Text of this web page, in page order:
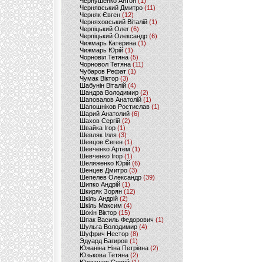
Чернявський Дмитро(11)
Черняк Євген(12)
Черняховський Віталій (1)
Черпіцький Олег (6)
Черпіцький Олександр (6)
Чижмарь Катерина (1)
Чижмарь Юрій (1)
Чорновіл Тетяна (5)
Чорновол Тетяна (11)
Чубаров Рефат (1)
Чумак Віктор(3)
Шабунін Віталій (4)
Шандра Володимир (2)
Шаповалов Анатолій(1)
Шапошніков Ростислав(1)
Шарий Анатолий(6)
Шахов Сергій(2)
Швайка Ігор (1)
Шевляк Ілля (3)
Шевцов Євген (1)
Шевченко Артем(1)
Шевченко Ігор(1)
Шеляженко Юрій (6)
Шенцев Дмитро (3)
Шепелев Олександр (39)
Шипко Андрій(1)
Шкиряк Зорян(12)
Шкіль Андрій(2)
Шкіль Максим (4)
Шокін Віктор (15)
Шпак Василь Федорович (1)
Шульга Володимир (4)
Шуфрич Нестор(8)
Эдуард Багиров (1)
Южаніна Ніна Петрівна (2)
Юзькова Тетяна(2)